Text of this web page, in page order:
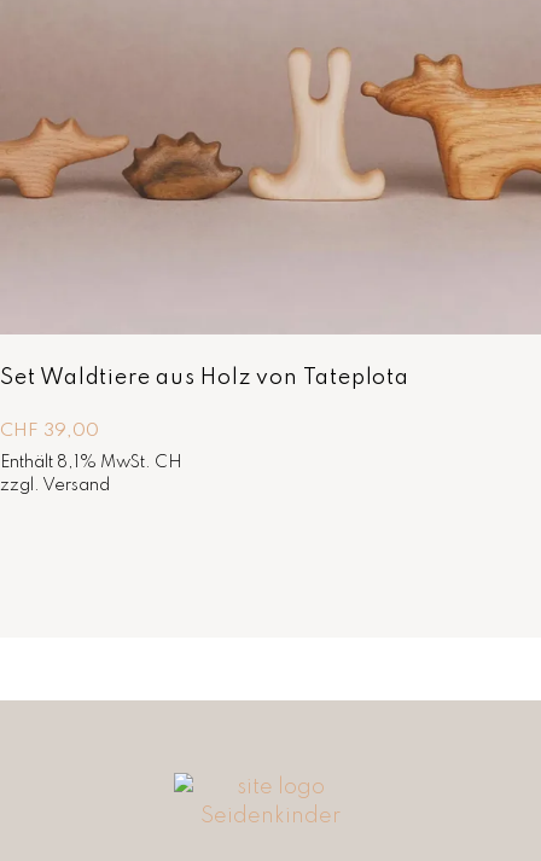
Set Waldtiere aus Holz von Tateplota
CHF 39,00
Enthält 8,1% MwSt. CH
zzgl. Versand